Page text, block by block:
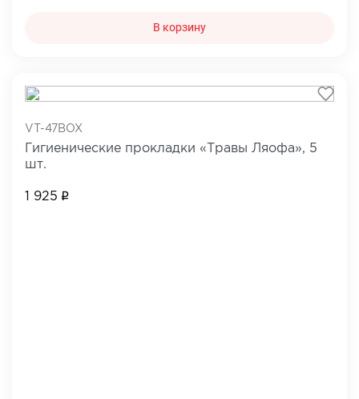
В корзину
VT-47BOX
Гигиенические прокладки «Травы Ляофа», 5
шт.
1 925